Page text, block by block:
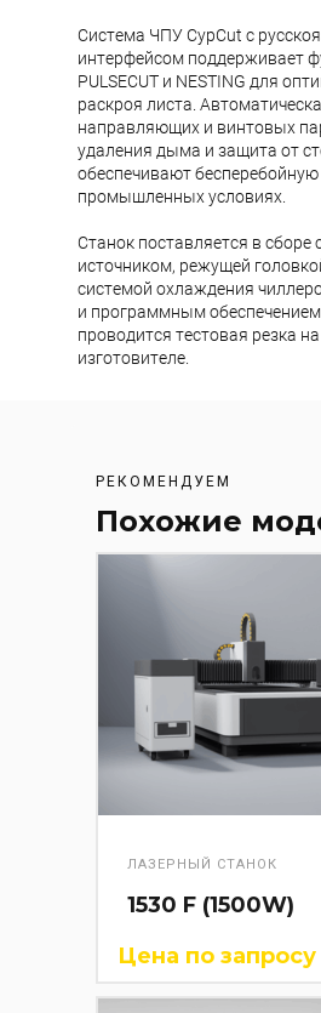
Система ЧПУ CypCut с
интерфейсом поддерживает
PULSECUT и NESTING для
раскроя листа.
направляющих и винтовых
удаления дыма и защита от
обеспечивают бесперебойную
промышленных условиях.
Станок поставляется в сборе
источником, режущей
системой охлаждения
и программным
проводится тестовая резка
изготовителе.
РЕКОМЕНДУЕМ
Похожие
ЛАЗЕРНЫЙ СТАНОК
1530 F (1500W)
Цена по запросу